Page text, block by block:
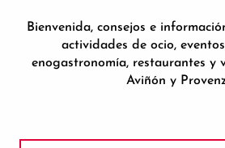
Bienvenida, consejos e
actividades de ocio,
enogastronomía, restaurantes y
Aviñón y